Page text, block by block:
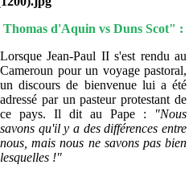
d'Aquin vs Duns Scot" :
Lorsque Jean-Paul II s'est rendu au
Cameroun pour un voyage pastoral,
un discours de bienvenue lui a été
adressé par un pasteur protestant de
ce pays. Il dit au Pape :
"Nous
savons qu'il y a des différences entre
nous, mais nous ne savons pas bien
lesquelles !"